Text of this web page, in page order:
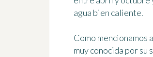
agua bien caliente.
Como mencionamos
muy conocida por su